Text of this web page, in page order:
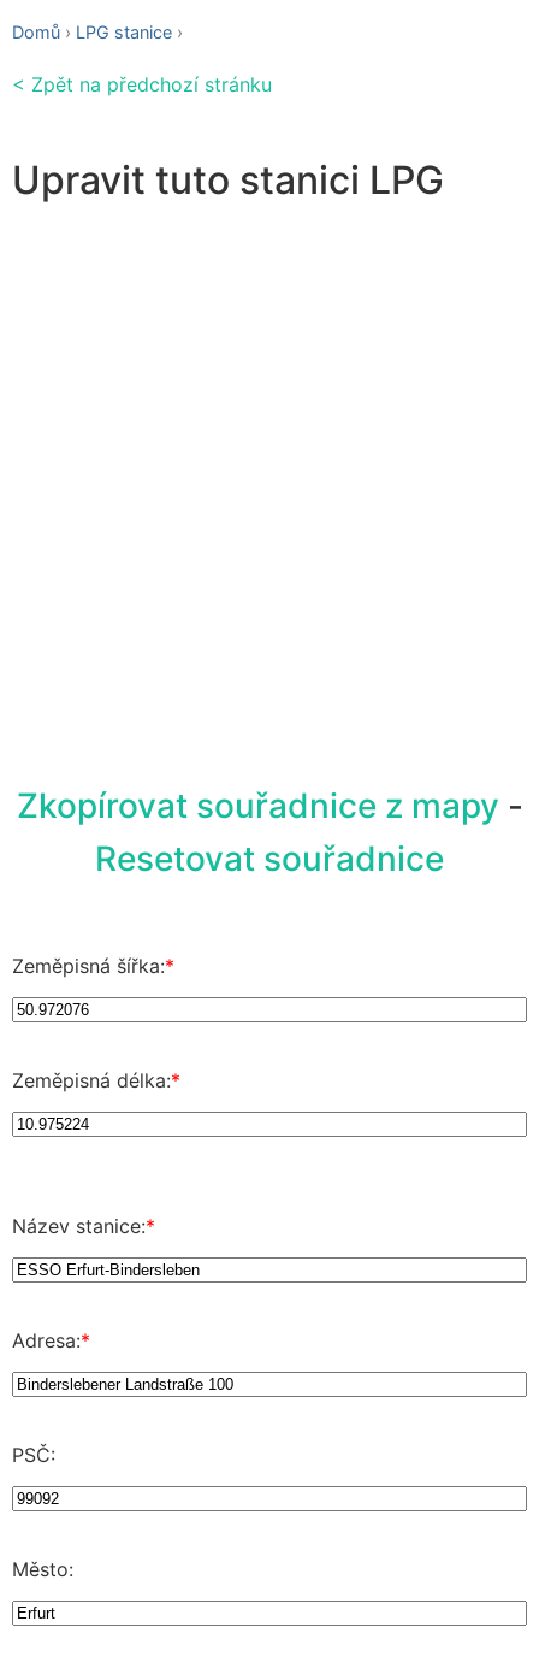
Domů LPG stanice
< Zpět na předchozí stránku
Upravit tuto stanici LPG
Zkopírovat souřadnice z mapy -
Resetovat souřadnice
Zeměpisná šířka:*
Zeměpisná délka:*
Název stanice:*
Adresa:*
PSČ:
Město: